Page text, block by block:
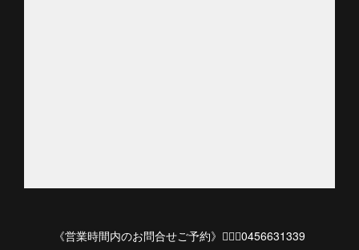
《営業時間内のお問合せご予約》💁🏻‍♀️0456631339